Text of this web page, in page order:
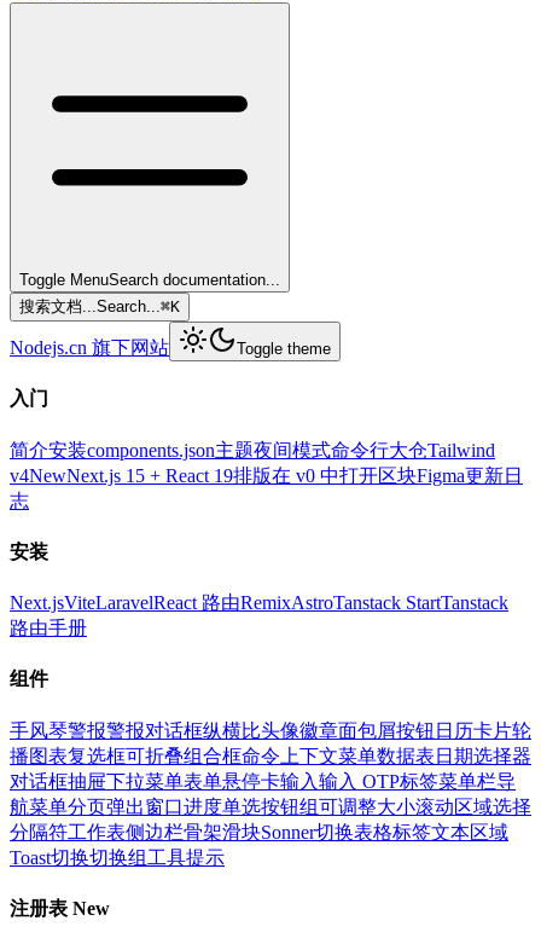
Toggle MenuSearch documentation...
搜索文档...Search...⌘K
Nodejs.cn 旗下网站 Toggle theme
入门
简介安装components.json主题夜间模式命令行大仓Tailwind
v4NewNext.js 15 + React 19排版在 v0 中打开区块Figma更新日
志
安装
Next.jsViteLaravelReact 路由RemixAstroTanstack StartTanstack
路由手册
组件
手风琴警报警报对话框纵横比头像徽章面包屑按钮 日历卡片轮
播图表复选框可折叠组合框命令 上下文菜单数据表 日期选择器
对话框抽屉下拉菜单表单悬停卡输入输入 OTP标签菜单栏导
航菜单分页弹出窗口进度单选按钮组可调整大小滚动区域选择
分隔符工作表侧边栏骨架滑块Sonner切换表格标签文本区域
Toast切换切换组 工具提示
注册表 New